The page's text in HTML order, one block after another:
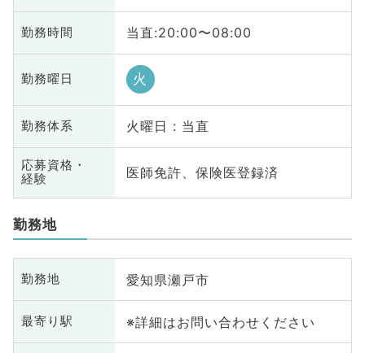
勤務時間 当直:20:00〜08:00
勤務曜日 火
勤務体系 火曜日 : 当直
応募資格・
経験
医師免許、保険医登録済
勤務地
勤務地 愛知県瀬戸市
最寄り駅 ※詳細はお問い合わせください